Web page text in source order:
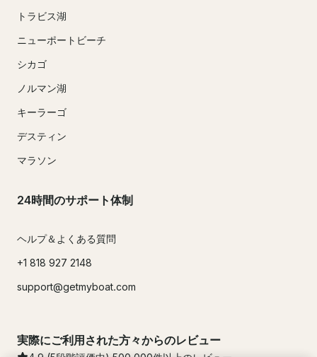
トラビス湖
ニューポートビーチ
シカゴ
ノルマン湖
キーラーゴ
デスティン
マラソン
24時間のサポート体制
ヘルプ＆よくある質問
+1 818 927 2148
support@getmyboat.com
実際にご利用された方々からのレビュー